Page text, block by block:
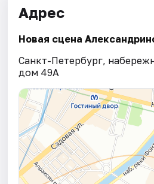
Адрес
Новая сцена
Санкт-Петербург,
дом 49А